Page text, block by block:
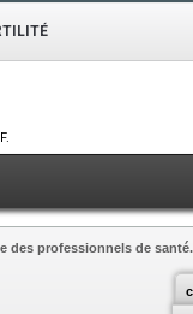
des professionnels de santé.